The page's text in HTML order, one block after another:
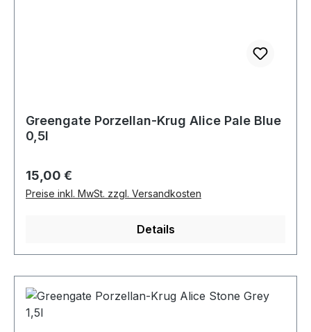
Greengate Porzellan-Krug Alice Pale Blue
0,5l
Regulärer Preis:
15,00 €
Preise inkl. MwSt. zzgl. Versandkosten
Details